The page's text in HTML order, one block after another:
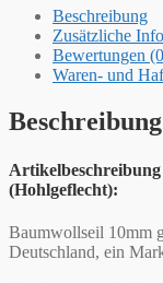
MengeBeschreibung
Zusätzliche
Bewertungen
Waren- und
Beschreibung
(Hohlgeflecht):
Baumwollseil 10mm
Deutschland, ein